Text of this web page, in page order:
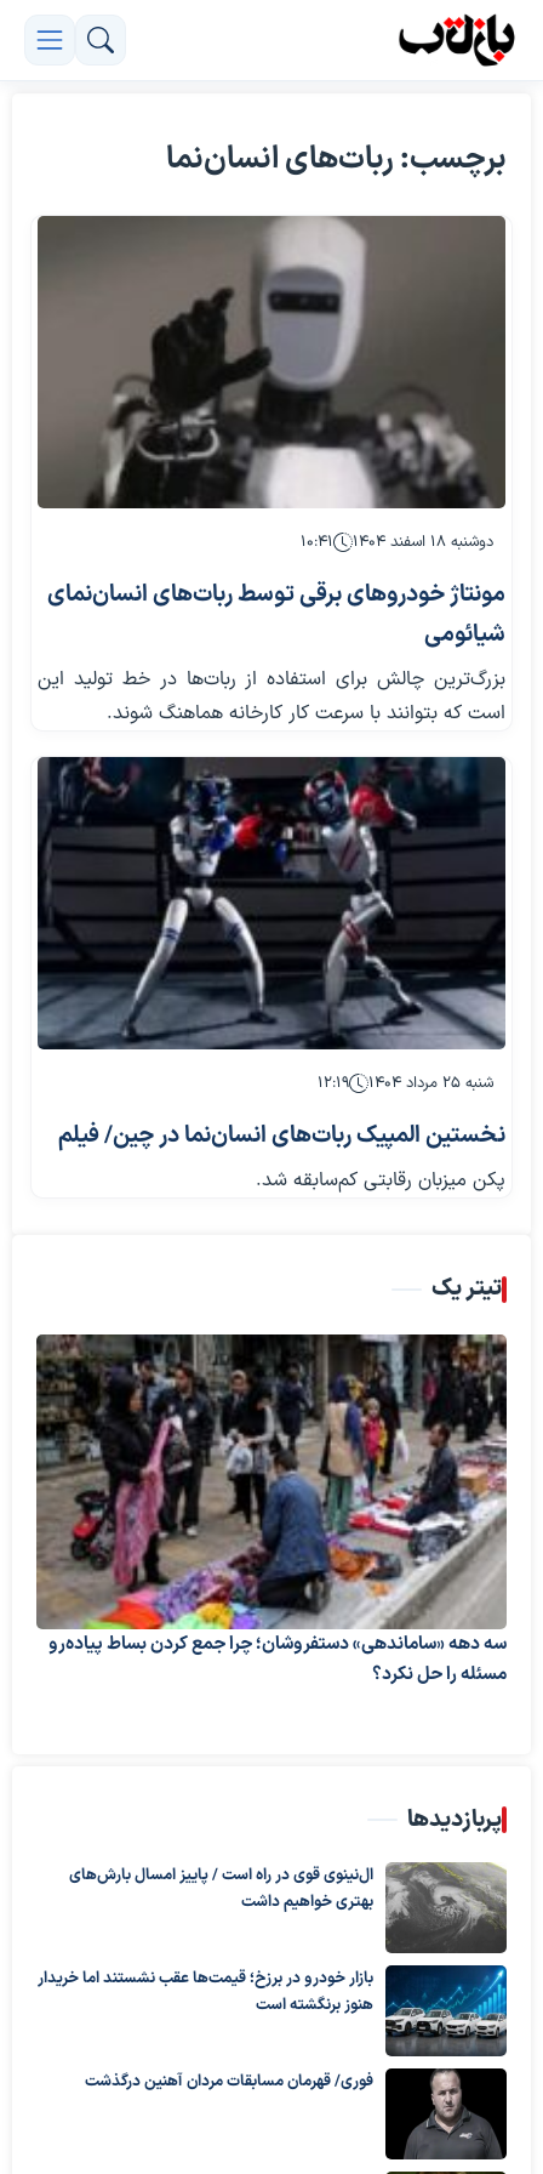
برچسب: ربات‌های انسان‌نما
دوشنبه ۱۸ اسفند ۱۴۰۴ ۱۰:۴۱
مونتاژ خودروهای برقی توسط ربات‌های انسان‌نمای
شیائومی
بزرگ‌ترین چالش برای استفاده از ربات‌ها در خط تولید این
است که بتوانند با سرعت کار کارخانه هماهنگ شوند.
شنبه ۲۵ مرداد ۱۴۰۴ ۱۲:۱۹
نخستین المپیک ربات‌های انسان‌نما در چین/ فیلم
پکن میزبان رقابتی کم‌سابقه شد.
تیتر یک
سه دهه «ساماندهی» دستفروشان؛ چرا جمع کردن بساط پیاده‌رو
مسئله را حل نکرد؟
پربازدیدها
ال‌نینوی قوی در راه است / پاییز امسال بارش‌های
بهتری خواهیم داشت
بازار خودرو در برزخ؛ قیمت‌ها عقب نشستند اما خریدار
هنوز برنگشته است
فوری/ قهرمان مسابقات مردان آهنین درگذشت